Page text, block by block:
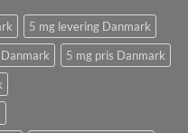
5 mg levering Danmark
5 mg pris Danmark